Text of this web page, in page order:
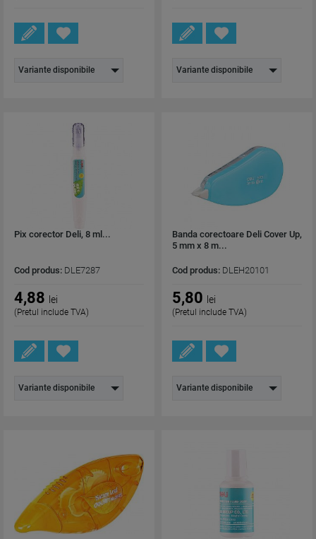
Variante disponibile Variante disponibile
Pix corector Deli, 8 ml...
Cod produs: DLE7287
4,88 lei
(Pretul include TVA)
Variante disponibile
Banda corectoare Deli Cover Up,
5 mm x 8 m...
Cod produs: DLEH20101
5,80 lei
(Pretul include TVA)
Variante disponibile